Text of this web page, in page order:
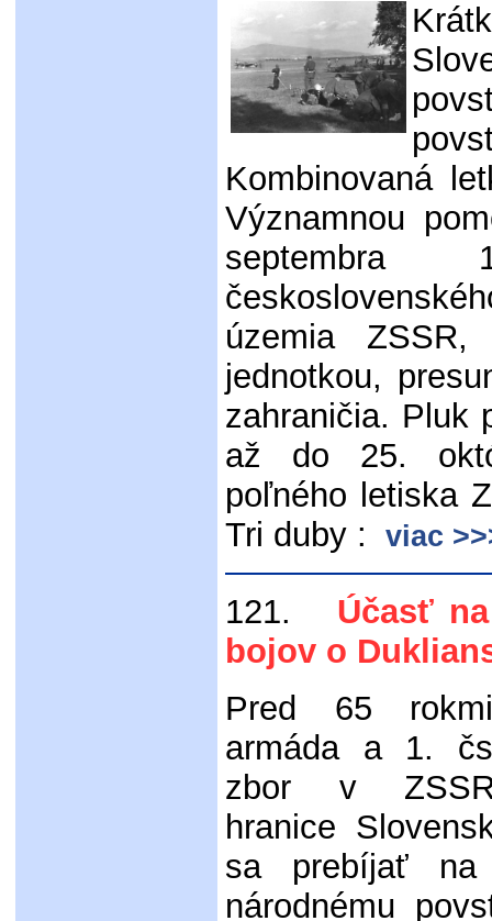
Kombinovaná
Významnou
územia
jednotkou,
zahraničia. Pluk
až do 25.
poľného letiska
Tri duby :
viac
121.
Účasť na
bojov o
Pred 65
armáda a 1.
zbor v
hranice
sa prebíjať na
národnému